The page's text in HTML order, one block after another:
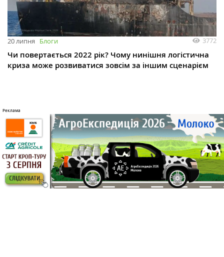
20 липня Блоги 3772
Чи повертається 2022 рік? Чому нинішня логістична
криза може розвиватися зовсім за іншим сценарієм